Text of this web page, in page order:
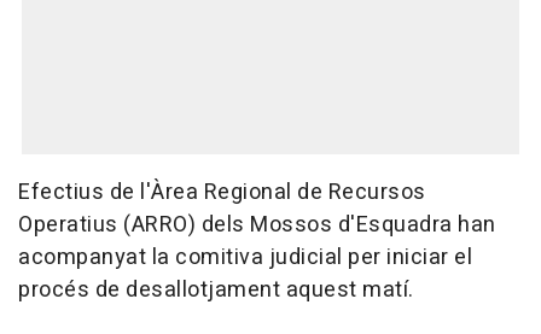
Efectius de l'Àrea Regional de Recursos
Operatius (ARRO) dels Mossos d'Esquadra han
acompanyat la comitiva judicial per iniciar el
procés de desallotjament aquest matí.